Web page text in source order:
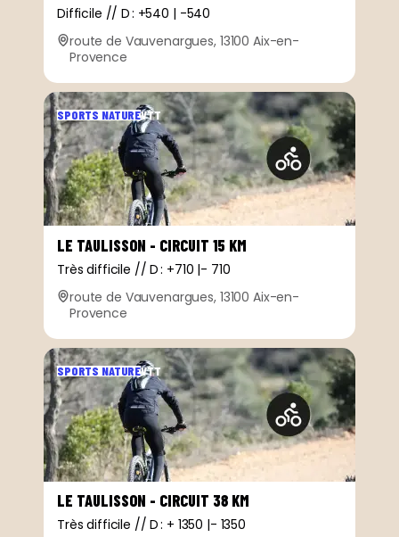
Difficile // D : +540 | -540
route de Vauvenargues, 13100 Aix-en-
Provence
LE TAULISSON - CIRCUIT 15 KM
SPORTS NATUREVTT
Très difficile // D : +710 |- 710
route de Vauvenargues, 13100 Aix-en-
Provence
LE TAULISSON - CIRCUIT 38 KM
SPORTS NATUREVTT
Très difficile // D : + 1350 |- 1350